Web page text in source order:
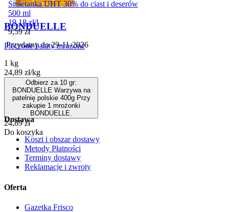
Śmietanka UHT 30% do ciast i deserów
500 ml
19,18 zł/l
Cena
9,59 zł
Przydatny do29-11-2026
BONDUELLE
Pieczone bataty mrożone
1 kg
24,89 zł/kg
Odbierz za 10 gr:
BONDUELLE Warzywa na
patelnię polskie 400g Przy
zakupie 1 mrożonki
BONDUELLE.
Cena
24,89 zł
Do koszyka
Dostawa
Koszt i obszar dostawy
Metody Płatności
Terminy dostawy
Reklamacje i zwroty
Oferta
Gazetka Frisco